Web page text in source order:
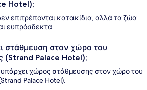
Hotel);
επιτρέπονται κατοικίδια, αλλά τα ζώα
ευπρόσδεκτα.
στάθμευση στον χώρο του
(Strand Palace Hotel);
χώρος στάθμευσης στον χώρο του
Palace Hotel).